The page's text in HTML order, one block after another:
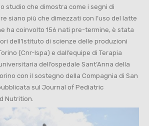
studio che dimostra come i segni di
siano più che dimezzati con l’uso del latte
ha coinvolto 156 nati pre-termine, è stata
dell’Istituto di scienze delle produzioni
(Cnr-Ispa) e dall’equipe di Terapia
dell’ospedale Sant’Anna della
con il sostegno della Compagnia di San
sul Journal of Pediatric
Nutrition.